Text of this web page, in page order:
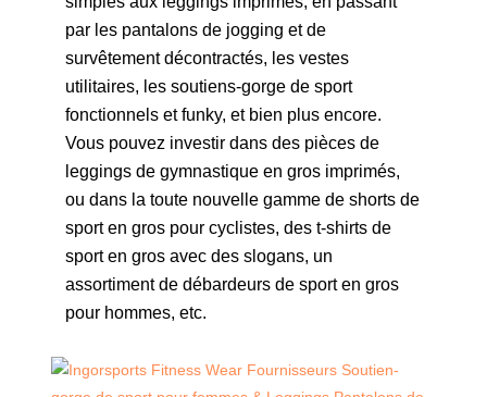
par les pantalons de jogging et de
survêtement décontractés, les vestes
utilitaires, les soutiens-gorge de sport
fonctionnels et funky, et bien plus encore.
Vous pouvez investir dans des pièces de
leggings de gymnastique en gros imprimés,
ou dans la toute nouvelle gamme de shorts de
sport en gros pour cyclistes, des t-shirts de
sport en gros avec des slogans, un
assortiment de débardeurs de sport en gros
pour hommes, etc.